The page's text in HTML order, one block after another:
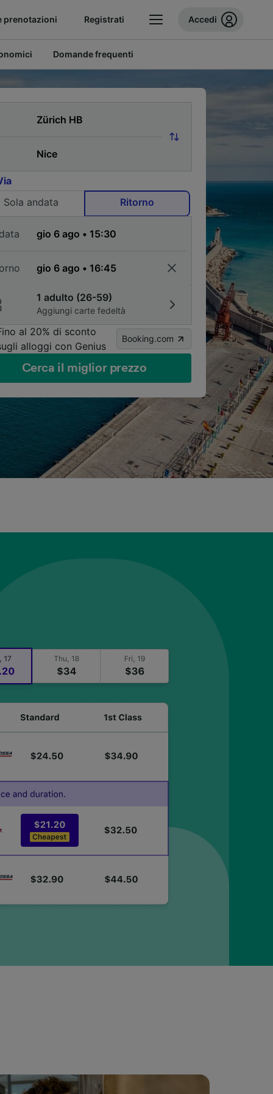
prenotazioni Registrati Accedi
Domande frequenti
Sola andata
Ritorno
1 adulto (26-59)
Aggiungi carte fedeltà
al 20% di sconto
alloggi con Genius
Booking.com
Cerca il miglior prezzo